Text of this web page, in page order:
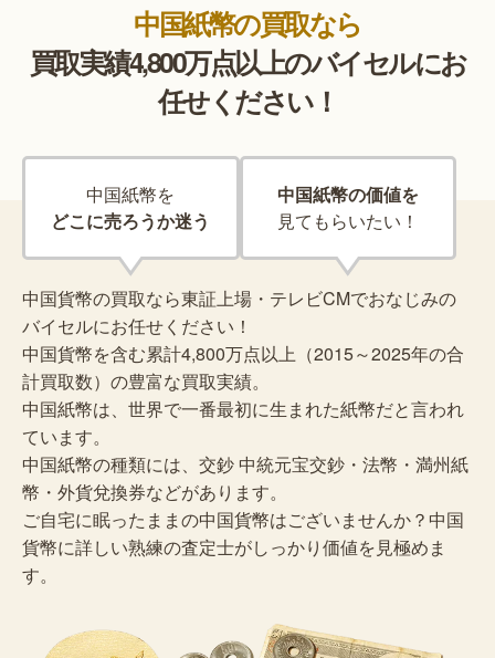
中国紙幣の買取なら
買取実績4,800万点以上のバイセルにお
任せください！
中国紙幣を
どこに売ろうか迷う
中国紙幣の価値を
見てもらいたい！
中国貨幣の買取なら東証上場・テレビCMでおなじみの
バイセルにお任せください！
中国貨幣を含む累計4,800万点以上（2015～2025年の合
計買取数）の豊富な買取実績。
中国紙幣は、世界で一番最初に生まれた紙幣だと言われ
ています。
中国紙幣の種類には、交鈔 中統元宝交鈔・法幣・満州紙
幣・外貨兌換券などがあります。
ご自宅に眠ったままの中国貨幣はございませんか？中国
貨幣に詳しい熟練の査定士がしっかり価値を見極めま
す。